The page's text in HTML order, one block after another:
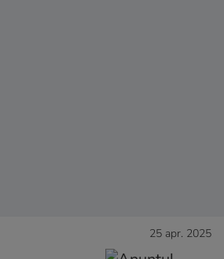
25 apr. 2025